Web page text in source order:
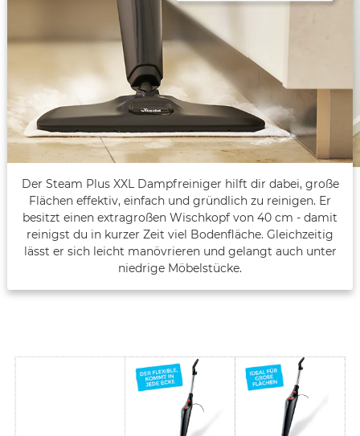
Der Steam Plus XXL Dampfreiniger hilft dir dabei, große
Flächen effektiv, einfach und gründlich zu reinigen. Er
besitzt einen extragroßen Wischkopf von 40 cm - damit
reinigst du in kurzer Zeit viel Bodenfläche. Gleichzeitig
lässt er sich leicht manövrieren und gelangt auch unter
niedrige Möbelstücke.